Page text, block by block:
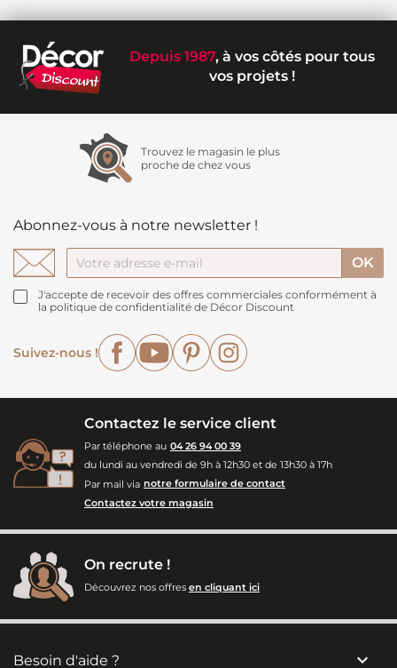
Depuis 1987, à vos côtés pour tous
vos projets !
Trouvez le magasin le plus
proche de chez vous
Abonnez-vous à notre newsletter !
J'accepte de recevoir des offres commerciales conformément à
la politique de confidentialité de Décor Discount
Suivez-nous !
FacebookYouTubePinterest
Contactez le service client
Par téléphone au 04 26 94 00 39
du lundi au vendredi de 9h à 12h30 et de 13h30 à 17h
Par mail via notre formulaire de contact
Contactez votre magasin
On recrute !
Découvrez nos offres en cliquant ici
Besoin d'aide ? 